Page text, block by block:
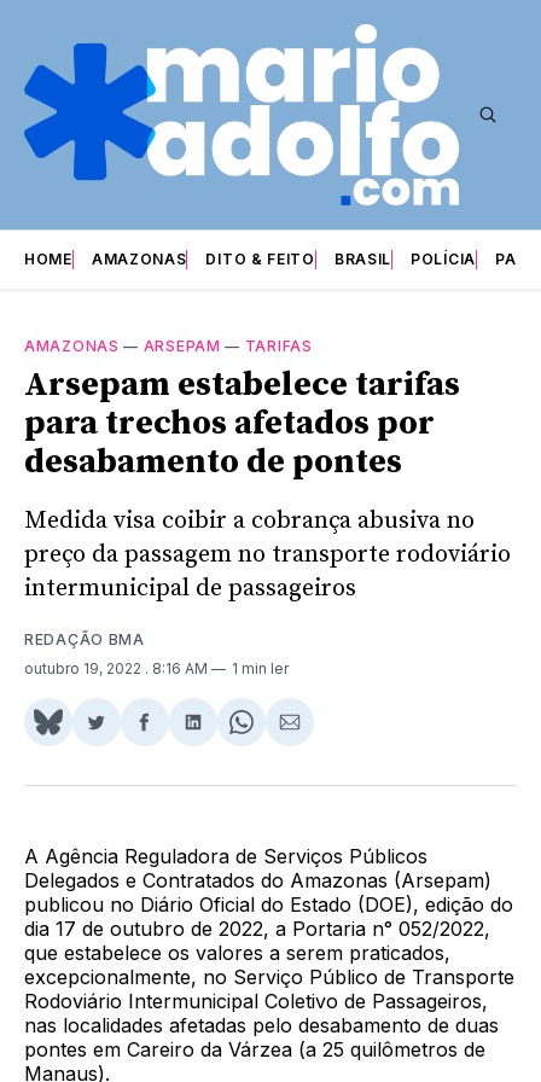
HOME AMAZONAS DITO & FEITO BRASIL POLÍCIA
AMAZONAS — ARSEPAM — TARIFAS
Arsepam estabelece tarifas
para trechos afetados por
desabamento de pontes
Medida visa coibir a cobrança abusiva no
preço da passagem no transporte rodoviário
intermunicipal de passageiros
REDAÇÃO BMA
outubro 19, 2022 . 8:16 AM 1 min ler
Share
BlueSky
Compartilhar
Twitter
Compartilhar
Facebook
Compartilhar
LinkedIn
Share
WhatsApp
Compartilhar
Email
A Agência Reguladora de Serviços Públicos
Delegados e Contratados do Amazonas (Arsepam)
publicou no Diário Oficial do Estado (DOE), edição do
dia 17 de outubro de 2022, a Portaria n° 052/2022,
que estabelece os valores a serem praticados,
excepcionalmente, no Serviço Público de Transporte
Rodoviário Intermunicipal Coletivo de Passageiros,
nas localidades afetadas pelo desabamento de duas
pontes em Careiro da Várzea (a 25 quilômetros de
Manaus).